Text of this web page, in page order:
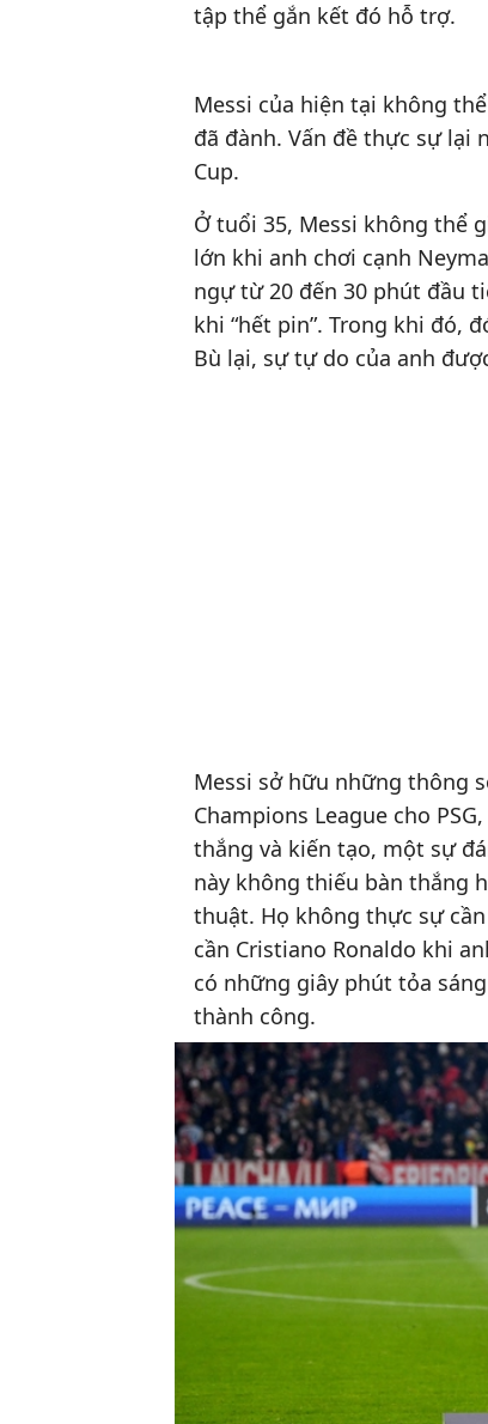
tập thể gắn kết đó hỗ trợ.
Messi của hiện tại không
đã đành. Vấn đề thực sự lại
Cup.
Ở tuổi 35, Messi không thể
lớn khi anh chơi cạnh
ngự từ 20 đến 30 phút đầu
khi “hết pin”. Trong khi đó,
Bù lại, sự tự do của anh
Messi sở hữu những thông
Champions League cho
thắng và kiến tạo, một sự
này không thiếu bàn thắng
thuật. Họ không thực sự
cần Cristiano Ronaldo khi
có những giây phút tỏa
thành công.